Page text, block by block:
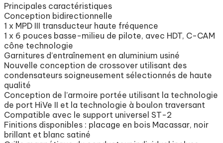
Principales caractéristiques
Conception bidirectionnelle
1 x MPD III transducteur haute fréquence
1 x 6 pouces basse-milieu de pilote, avec HDT, C-CAM
cône technologie
Garnitures d’entraînement en aluminium usiné
Nouvelle conception de crossover utilisant des
condensateurs soigneusement sélectionnés de haute
qualité
Conception de l’armoire portée utilisant la technologie
de port HiVe II et la technologie à boulon traversant
Compatible avec le support universel ST-2
Finitions disponibles : placage en bois Macassar, noir
brillant et blanc satiné